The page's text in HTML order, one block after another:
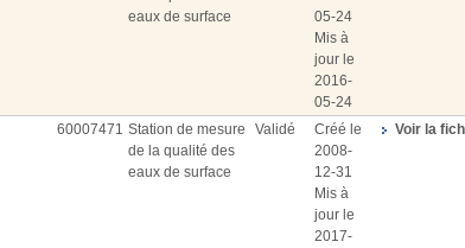
eaux de surface
05-24
Mis à
jour le
2016-
05-24
60007471 Station de mesure
de la qualité des
eaux de surface
Validé
Créé le
2008-
12-31
Mis à
jour le
2017-
Voir la